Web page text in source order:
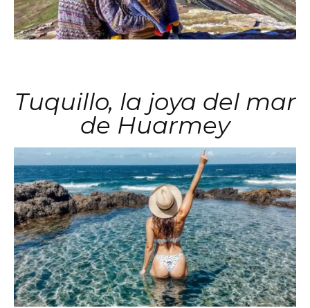
Tuquillo, la joya del mar
de Huarmey